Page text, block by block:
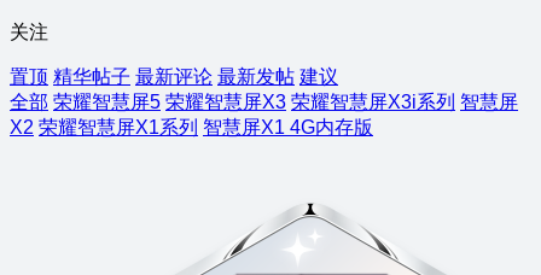
关注
置顶 精华帖子 最新评论 最新发帖 建议
全部 荣耀智慧屏5 荣耀智慧屏X3 荣耀智慧屏X3i系列 智慧屏
X2 荣耀智慧屏X1系列 智慧屏X1 4G内存版